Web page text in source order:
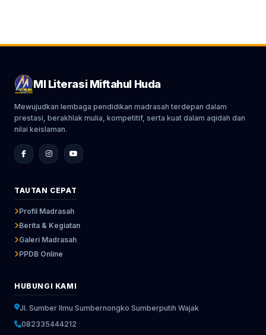
MI Literasi Miftahul Huda
Mewujudkan lembaga pendidikan madrasah terdepan dalam
prestasi, berakhlak mulia, kompetitif, serta kuat dalam aqidah dan
nilai keislaman.
TAUTAN CEPAT
Profil Madrasah
Berita & Kegiatan
Galeri Madrasah
PPDB Online
HUBUNGI KAMI
Jl. Sumber Ilmu Sumbernongko Sumberputih Wajak
082335444212